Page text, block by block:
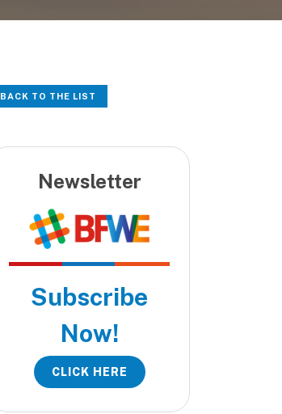
BACK TO THE LIST
Newsletter
Subscribe
Now!
CLICK HERE